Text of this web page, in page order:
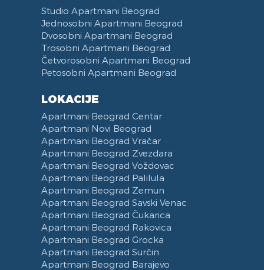
Studio Apartmani Beograd
Jednosobni Apartmani Beograd
Dvosobni Apartmani Beograd
Trosobni Apartmani Beograd
Četvorosobni Apartmani Beograd
Petosobni Apartmani Beograd
LOKACIJE
Apartmani Beograd Centar
Apartmani Novi Beograd
Apartmani Beograd Vračar
Apartmani Beograd Zvezdara
Apartmani Beograd Voždovac
Apartmani Beograd Palilula
Apartmani Beograd Zemun
Apartmani Beograd Savski Venac
Apartmani Beograd Čukarica
Apartmani Beograd Rakovica
Apartmani Beograd Grocka
Apartmani Beograd Surčin
Apartmani Beograd Barajevo